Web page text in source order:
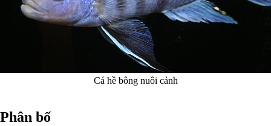
Cá hề bông nuôi cảnh
Phân bố